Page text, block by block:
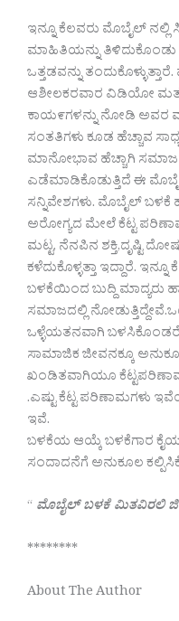
ಇನ್ನೂ ಕೆಲವರು ಮೊಬೈಲ್
ಮಾಹಿತಿಯನ್ನು
ಒತ್ತಡವನ್ನು
ಆಶೀಲಕರವಾರ ವಿಡಿಯೋ
ಕಾಯ೯ಗಳನ್ನು ನೋಡಿ ಅವರ
ಸಂತತಿಗಳು ಕೂಡ ಹೆಚ್ಚಾವ
ಮಾನೋಭಾವ ಹೆಚ್ಚಾಗಿ
ಎಡೆಮಾಡಿಕೊಡುತ್ತಿದೆ ಈ
ಸನ್ನಿವೇಶಗಳು. ಮೊಬೈಲ್ ಬಳಕೆ
ಅರೋಗ್ಯದ ಮೇಲೆ ಕೆಟ್ಟ
ಮಟ್ಟ, ನೆನಪಿನ ಶಕ್ತಿ,ದೃಷ್ಟಿ ದೋಷ
ಕಳೆದುಕೊಳ್ಳತ್ತಾ ಇದ್ದಾರೆ.
ಬಳಕೆಯಿಂದ ಬುದ್ದಿ ಮಾದ್ಯರು
ಸಮಾಜದಲ್ಲಿ
ಒಳ್ಳೆಯತನವಾಗಿ ಬಳಸಿಕೊಂಡರೇ
ಸಾಮಾಜಿಕ ಜೀವನಕ್ಕೂ
ಖಂಡಿತವಾಗಿಯೂ
.ಎಷ್ಟು ಕೆಟ್ಟ ಪರಿಣಾಮಗಳು
ಇವೆ.
ಬಳಕೆಯ ಆಯ್ಕೆ ಬಳಕೆಗಾರ
ಸಂದಾದನೆಗೆ ಅನುಕೂಲ
“ ಮೊಬೈಲ್ ಬಳಕೆ ಮಿತವಿರಲಿ
********
About The Author